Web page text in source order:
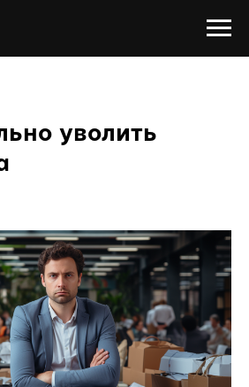
уволить